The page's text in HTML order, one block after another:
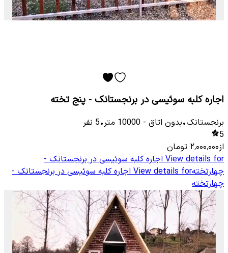
اجاره کلبه سوئیسی در برنجستانک - پنج تخته
برنجستانک•بدون اتاق -
10000 متر•
5 نفر
5
از۲٬۰۰۰٬۰۰۰ تومان
View details for اجاره کلبه سوئیسی در برنجستانک -
چهارتختهView details for اجاره کلبه سوئیسی در برنجستانک -
چهارتخته